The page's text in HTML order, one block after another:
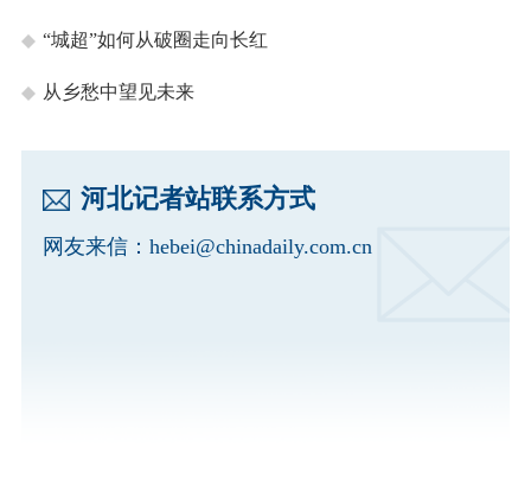
“城超”如何从破圈走向长红
从乡愁中望见未来
河北记者站联系方式
网友来信： hebei@chinadaily.com.cn